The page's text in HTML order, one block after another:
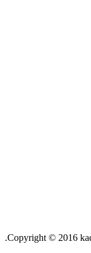
Copyright © 2016